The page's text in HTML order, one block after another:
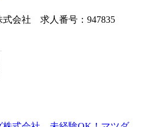
式会社 求人番号：947835